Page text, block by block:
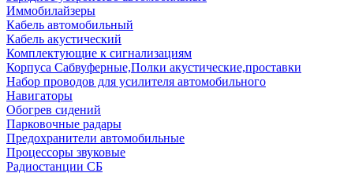
Иммобилайзеры
Кабель автомобильный
Кабель акустический
Комплектующие к сигнализациям
Корпуса Сабвуферные,Полки акустические,проставки
Набор проводов для усилителя автомобильного
Навигаторы
Обогрев сидений
Парковочные радары
Предохранители автомобильные
Процессоры звуковые
Радиостанции СБ